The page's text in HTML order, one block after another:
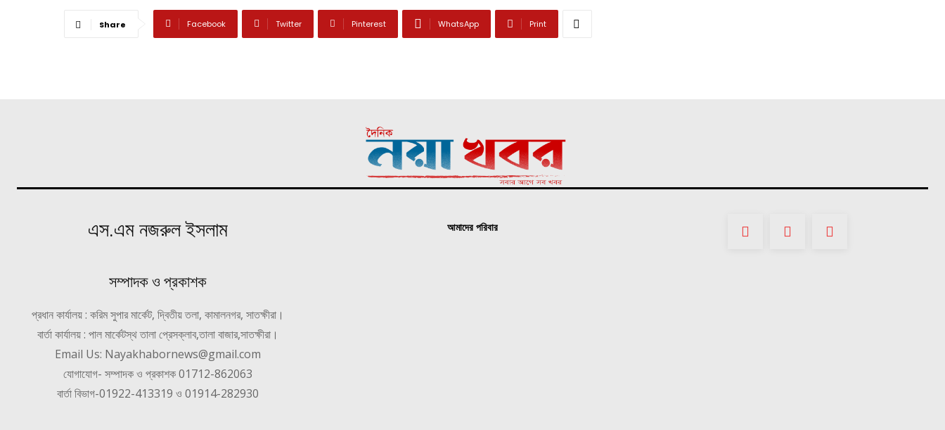
Share Facebook Twitter Pinterest WhatsApp Print
এস.এম নজরুল ইসলাম
সম্পাদক ও প্রকাশক
প্রধান কার্যালয় : করিম সুপার মার্কেট, দ্বিতীয় তলা, কামালনগর, সাতক্ষীরা।
বার্তা কার্যালয় : পাল মার্কেটস্থ তালা প্রেসক্লাব,তালা বাজার,সাতক্ষীরা।
Email Us: Nayakhabornews@gmail.com
যোগাযোগ- সম্পাদক ও প্রকাশক 01712-862063
বার্তা বিভাগ-01922-413319 ও 01914-282930
আমাদের পরিবার